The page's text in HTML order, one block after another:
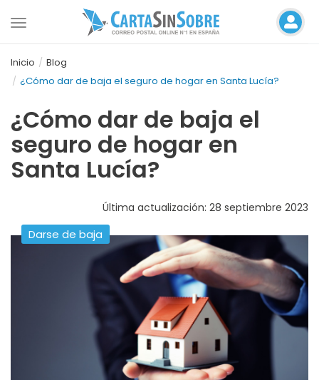
Toggle
Inicio
Blog
¿Cómo dar de baja el seguro de hogar en Santa Lucía?
¿Cómo dar de baja el
seguro de hogar en
Santa Lucía?
Última actualización: 28 septiembre 2023
Darse de baja